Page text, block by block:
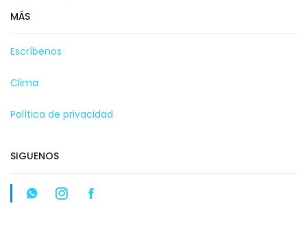
MÁS
Escríbenos
Clima
Política de privacidad
SIGUENOS